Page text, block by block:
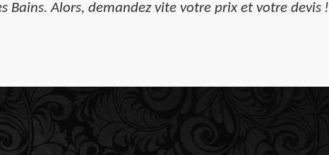
Bains. Alors, demandez vite votre prix et votre devis !